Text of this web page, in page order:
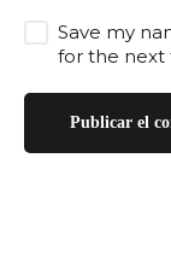
Save my
for the next